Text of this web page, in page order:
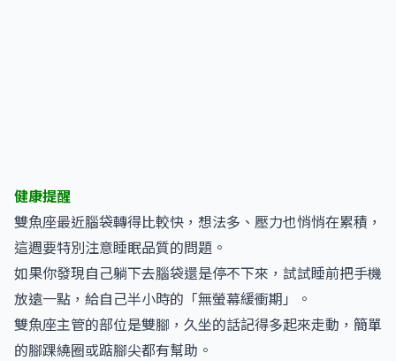
健康提醒
雙魚座最近腦袋轉得比較快，想法多、壓力也悄悄在累積，
這週要特別注意睡眠品質的問題。
如果你發現自己躺下去腦袋還是停不下來，試試睡前把手機
放遠一點，給自己半小時的「無螢幕緩衝期」。
雙魚座主管的部位是雙腳，久坐的話記得多起來走動，簡單
的腳踝繞圈或踮腳尖都有幫助。